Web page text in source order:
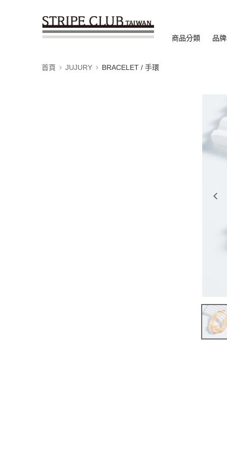
商品分類 品
首頁 JUJURY BRACELET / 手環